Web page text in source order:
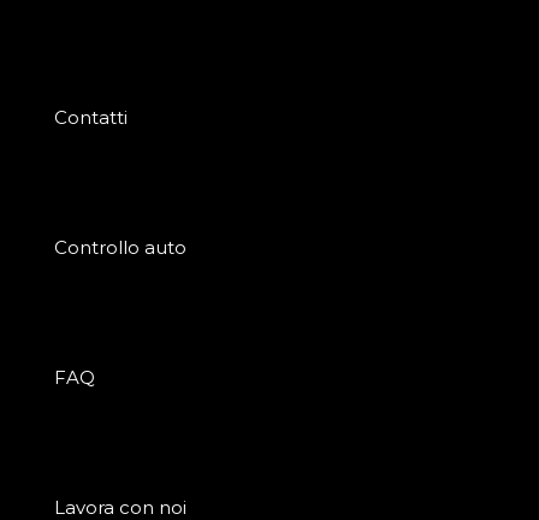
Contatti
Controllo auto
FAQ
Lavora con noi